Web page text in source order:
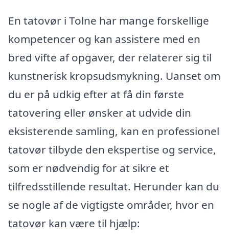
En tatovør i Tolne har mange forskellige
kompetencer og kan assistere med en
bred vifte af opgaver, der relaterer sig til
kunstnerisk kropsudsmykning. Uanset om
du er på udkig efter at få din første
tatovering eller ønsker at udvide din
eksisterende samling, kan en professionel
tatovør tilbyde den ekspertise og service,
som er nødvendig for at sikre et
tilfredsstillende resultat. Herunder kan du
se nogle af de vigtigste områder, hvor en
tatovør kan være til hjælp: